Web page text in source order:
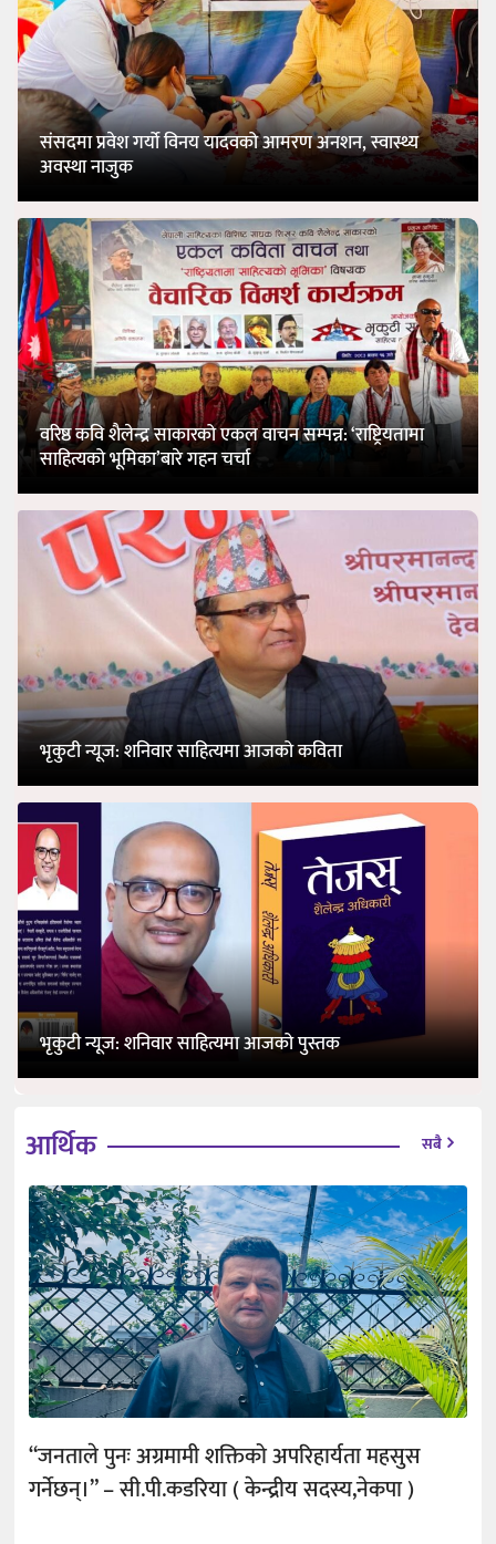
संसदमा प्रवेश गर्यो विनय यादवको आमरण अनशन, स्वास्थ्य
अवस्था नाजुक
वरिष्ठ कवि शैलेन्द्र साकारको एकल वाचन सम्पन्न: ‘राष्ट्रियतामा
साहित्यको भूमिका’बारे गहन चर्चा
भृकुटी न्यूज: शनिवार साहित्यमा आजको कविता
भृकुटी न्यूज: शनिवार साहित्यमा आजको पुस्तक
आर्थिक सबै
“जनताले पुनः अग्रमामी शक्तिको अपरिहार्यता महसुस
गर्नेछन्।” – सी.पी.कडरिया ( केन्द्रीय सदस्य,नेकपा )